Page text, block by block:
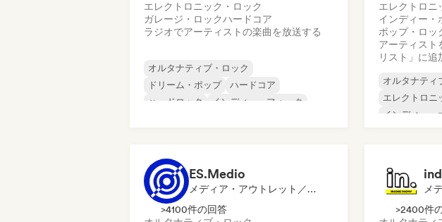
エレクトロニック・ロック
ガレージ・ロックハードコア
ラジオでアーティストの楽曲を放送する
オルタナティブ・ロック
ドリーム・ポップ
ハードコア
ハードロック
インディー・フォーク
エレクトロニ
インディー・
ポップ・ロッ
アーティスト
リスト」に追
オルタナティ
エレクトロニ
インディー・
ES.Medio
メディア・アウトレット／ジャーナリスト
>4100件の回答
>2400件